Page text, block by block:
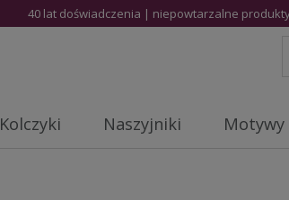
40 lat doświadczenia | niepowtarzalne
Kolczyki Naszyjniki Motywy